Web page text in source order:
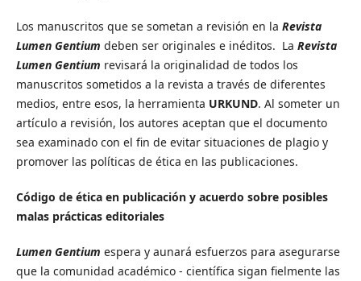
Los manuscritos que se sometan a revisión en la Revista
Lumen Gentium deben ser originales e inéditos. La Revista
Lumen Gentium revisará la originalidad de todos los
manuscritos sometidos a la revista a través de diferentes
medios, entre esos, la herramienta URKUND. Al someter un
artículo a revisión, los autores aceptan que el documento
sea examinado con el fin de evitar situaciones de plagio y
promover las políticas de ética en las publicaciones.
Código de ética en publicación y acuerdo sobre posibles
malas prácticas editoriales
Lumen Gentium espera y aunará esfuerzos para asegurarse
que la comunidad académico - científica sigan fielmente las